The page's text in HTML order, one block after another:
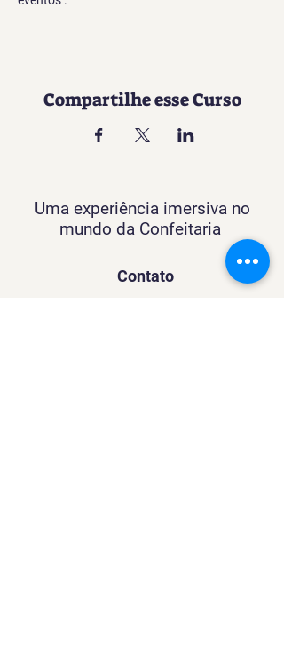
Compartilhe esse Curso
Uma experiência imersiva no
mundo da Confeitaria
Contato